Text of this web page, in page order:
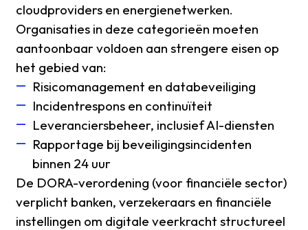
cloudproviders en energienetwerken.
Organisaties in deze categorieën moeten
aantoonbaar voldoen aan strengere eisen op
het gebied van:
Risicomanagement en databeveiliging
Incidentrespons en continuïteit
Leveranciersbeheer, inclusief AI-diensten
Rapportage bij beveiligingsincidenten
binnen 24 uur
De DORA-verordening (voor financiële sector)
verplicht banken, verzekeraars en financiële
instellingen om digitale veerkracht structureel